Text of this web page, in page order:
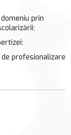
prin
profesionalizare